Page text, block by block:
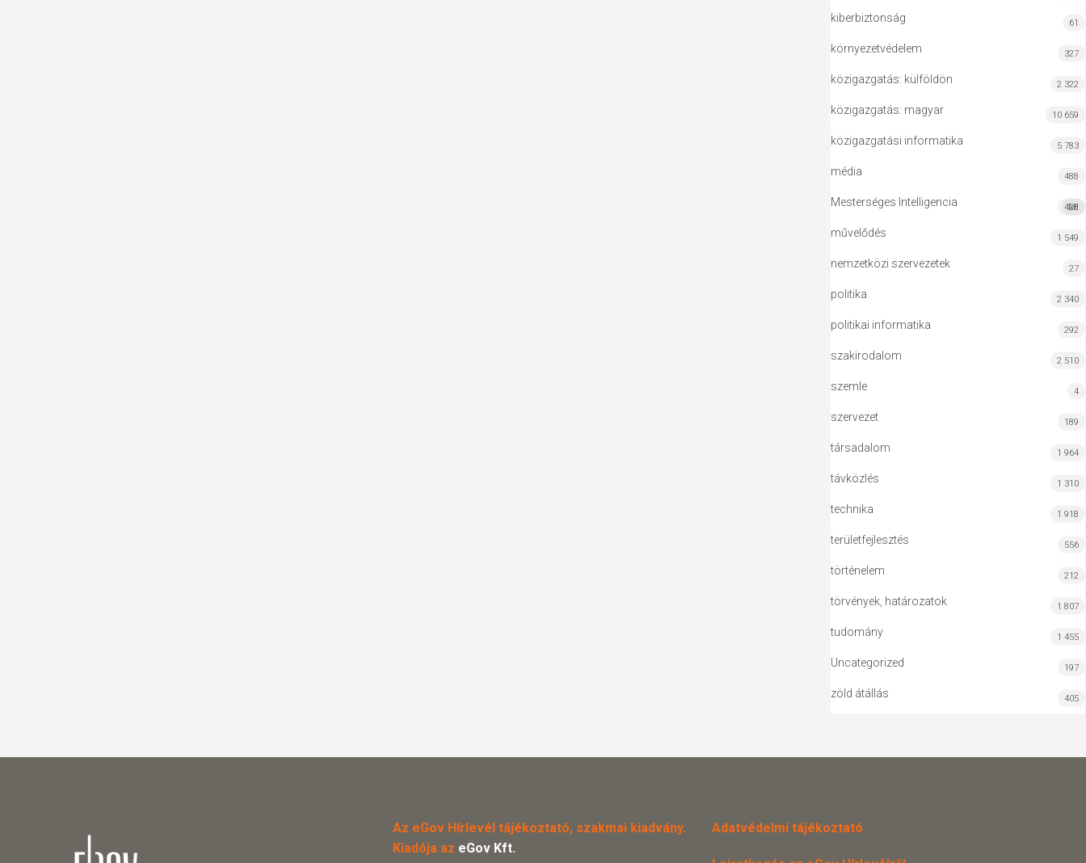
kiberbiztonság 61
környezetvédelem 327
közigazgatás: külföldön 2 322
közigazgatás: magyar 10 659
közigazgatási informatika 5 783
média 488
Mesterséges Intelligencia MI
428
művelődés 1 549
nemzetközi szervezetek 27
politika 2 340
politikai informatika 292
szakirodalom 2 510
szemle 4
szervezet 189
társadalom 1 964
távközlés 1 310
technika 1 918
területfejlesztés 556
történelem 212
törvények, határozatok 1 807
tudomány 1 455
Uncategorized 197
zöld átállás 405
Az eGov Hírlevél tájékoztató, szakmai kiadvány.
Kiadója az eGov Kft.
Adatvédelmi tájékoztató